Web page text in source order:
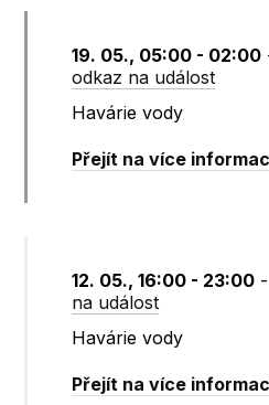
19. 05., 05:00 - 02:00
odkaz na událost
Havárie vody
Přejít na více
12. 05., 16:00 - 23:00 -
na událost
Havárie vody
Přejít na více